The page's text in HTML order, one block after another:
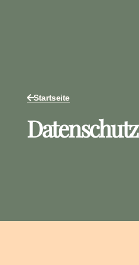
Startseite
Datenschutz